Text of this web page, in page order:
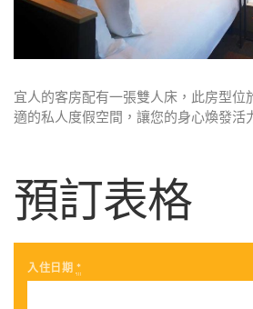
宜人的客房配有一張雙人床，此房型位
適的私人度假空間，讓您的身心煥發活
預訂表格
入住日期 *